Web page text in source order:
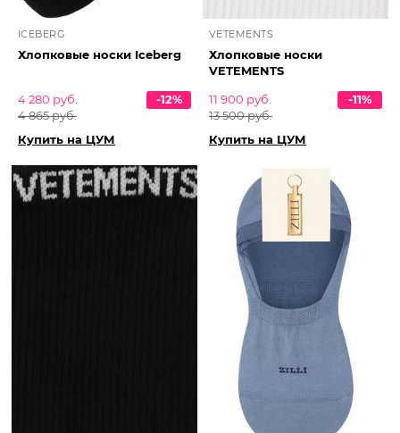
ICEBERG
Хлопковые носки Iceberg
4 280 руб.
4 865 руб.
-12%
Купить на ЦУМ
VETEMENTS
Хлопковые носки
VETEMENTS
11 900 руб.
13 500 руб.
-11%
Купить на ЦУМ